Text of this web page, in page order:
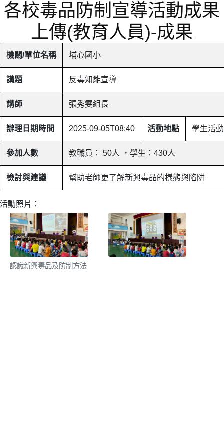
各校毒品防制宣導活動成果
上傳(教育人員)-成果
機關/單位名稱 埔心國小
講題 反毒知能宣導
講師 張秀雯組長
辦理日期時間 2025-09-05T08:40 活動地點 學生活
參加人數 教職員： 50人 ，學生：430人
檢討與建議 幫助老師更了解新興毒品的樣態與陷阱
活動照片：
認識新興毒品及防制方法